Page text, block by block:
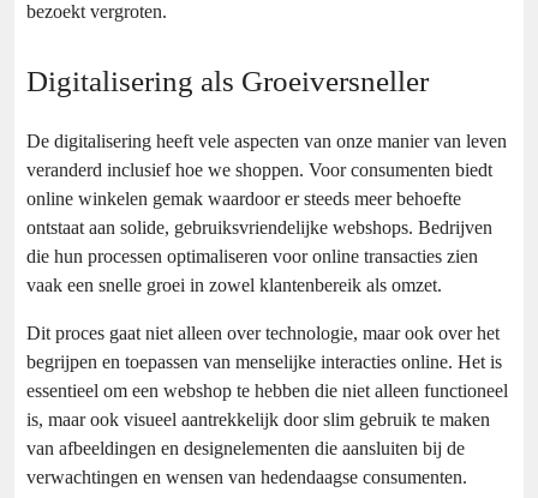
bezoekt vergroten.
Digitalisering als Groeiversneller
De digitalisering heeft vele aspecten van onze manier van leven
veranderd inclusief hoe we shoppen. Voor consumenten biedt
online winkelen gemak waardoor er steeds meer behoefte
ontstaat aan solide, gebruiksvriendelijke webshops. Bedrijven
die hun processen optimaliseren voor online transacties zien
vaak een snelle groei in zowel klantenbereik als omzet.
Dit proces gaat niet alleen over technologie, maar ook over het
begrijpen en toepassen van menselijke interacties online. Het is
essentieel om een webshop te hebben die niet alleen functioneel
is, maar ook visueel aantrekkelijk door slim gebruik te maken
van afbeeldingen en designelementen die aansluiten bij de
verwachtingen en wensen van hedendaagse consumenten.